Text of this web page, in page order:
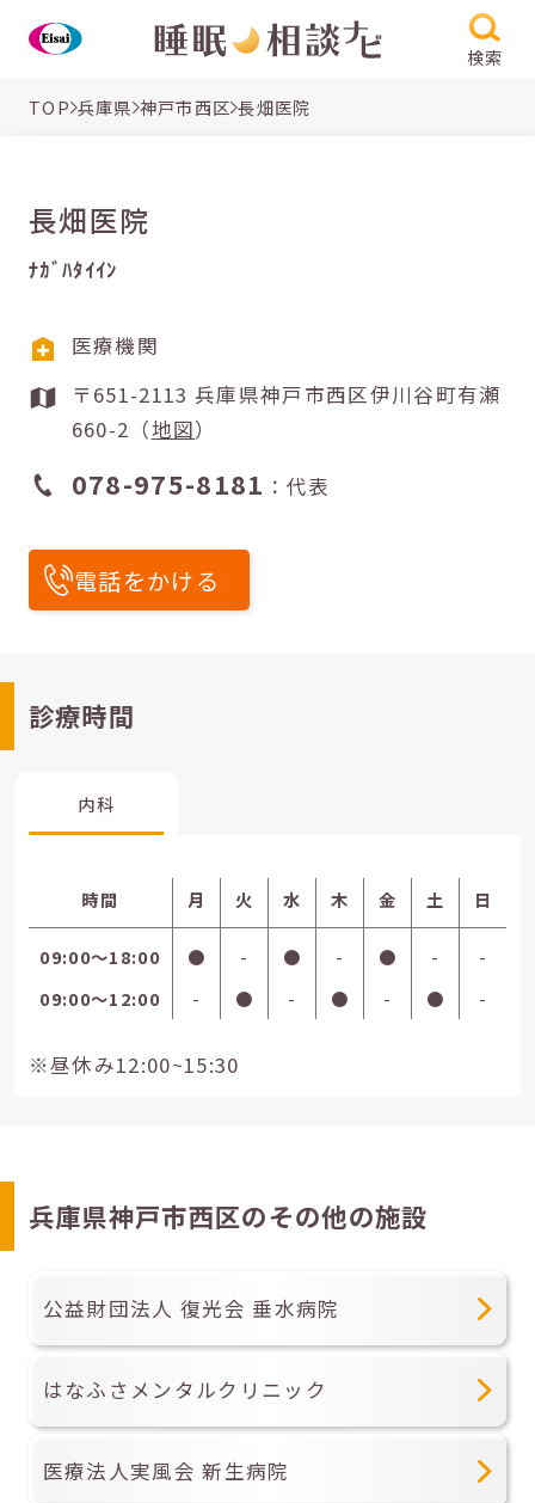
検索
TOP 兵庫県 神戸市西区 長畑医院
長畑医院
ﾅｶﾞﾊﾀｲｲﾝ
医療機関
〒651-2113 兵庫県神戸市西区伊川谷町有瀬
660-2（地図）
078-975-8181 ：代表
電話をかける
診療時間
内科
時間 月 火 水 木 金 土 日
09:00〜18:00 ● - ● - ● -
-
09:00〜12:00
- ● - ● - ● -
※昼休み12:00~15:30
兵庫県神戸市西区のその他の施設
公益財団法人 復光会 垂水病院
はなふさメンタルクリニック
医療法人実風会 新生病院